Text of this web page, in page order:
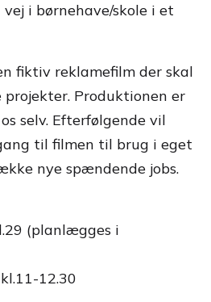
i børnehave/skole i et
fiktiv reklamefilm der skal
Produktionen er
selv. Efterfølgende vil
til filmen til brug i eget
nye spændende jobs.
(planlægges i
12.30